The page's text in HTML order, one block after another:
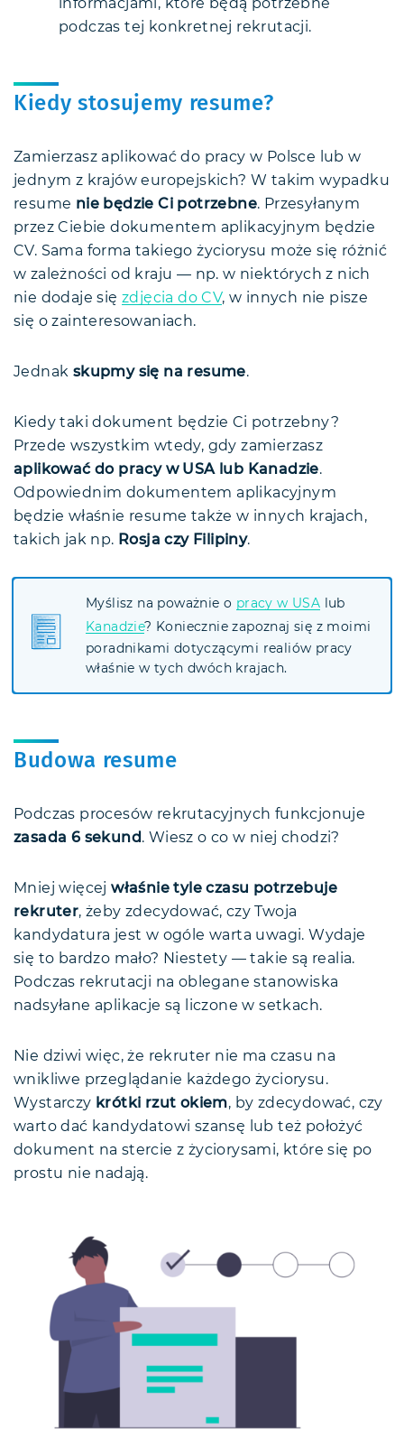
informacjami, które będą potrzebne
podczas tej konkretnej rekrutacji.
Kiedy stosujemy resume?
Zamierzasz aplikować do pracy w Polsce lub w
jednym z krajów europejskich? W takim wypadku
resume nie będzie Ci potrzebne. Przesyłanym
przez Ciebie dokumentem aplikacyjnym będzie
CV. Sama forma takiego życiorysu może się różnić
w zależności od kraju — np. w niektórych z nich
nie dodaje sięzdjęcia do CV, w innych nie pisze
się o zainteresowaniach.
Jednak skupmy się na resume.
Kiedy taki dokument będzie Ci potrzebny?
Przede wszystkim wtedy, gdy zamierzasz
aplikować do pracy w USA lub Kanadzie.
Odpowiednim dokumentem aplikacyjnym
będzie właśnie resume także w innych krajach,
takich jak np. Rosja czy Filipiny.
Myślisz na poważnie o pracy w USA lub
Kanadzie? Koniecznie zapoznaj się z moimi
poradnikami dotyczącymi realiów pracy
właśnie w tych dwóch krajach.
Budowa resume
Podczas procesów rekrutacyjnych funkcjonuje
zasada 6 sekund . Wiesz o co w niej chodzi?
Mniej więcejwłaśnie tyle czasu potrzebuje
rekruter, żeby zdecydować, czy Twoja
kandydatura jest w ogóle warta uwagi. Wydaje
się to bardzo mało? Niestety — takie są realia.
Podczas rekrutacji na oblegane stanowiska
nadsyłane aplikacje są liczone w setkach.
Nie dziwi więc, że rekruter nie ma czasu na
wnikliwe przeglądanie każdego życiorysu.
Wystarczy krótki rzut okiem, by zdecydować, czy
warto dać kandydatowi szansę lub też położyć
dokument na stercie z życiorysami, które się po
prostu nie nadają.